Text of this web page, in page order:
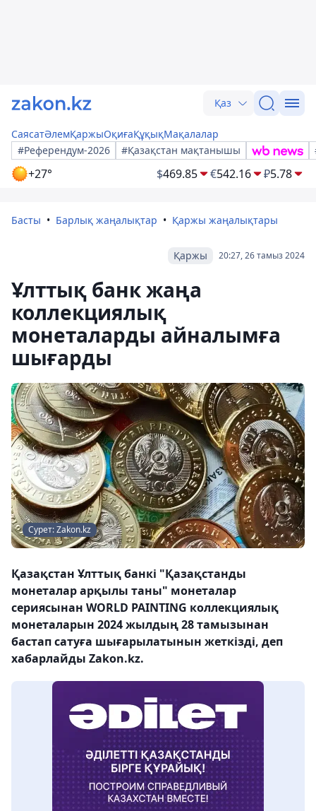
Қаз
СаясатӘлемҚаржыОқиғаҚұқықМақалалар
#Референдум-2026
#Қазақстан мақтанышы
+27° $469.85 €542.16 ₽5.78
Басты Барлық жаңалықтар Қаржы жаңалықтары
20:27, 26 тамыз 2024
Қаржы
Ұлттық банк жаңа
коллекциялық
монеталарды айналымға
шығарды
Сурет: Zakon.kz
Қазақстан Ұлттық банкі "Қазақстанды
монеталар арқылы таны" монеталар
сериясынан WORLD PAINTING коллекциялық
монеталарын 2024 жылдың 28 тамызынан
бастап сатуға шығарылатынын жеткізді, деп
хабарлайды Zakon.kz.